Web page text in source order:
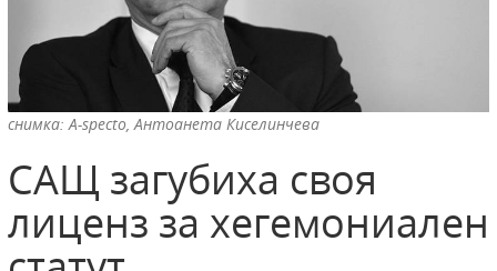
снимка: A-specto, Антоанета Киселинчева
САЩ загубиха своя
лиценз за хегемониален